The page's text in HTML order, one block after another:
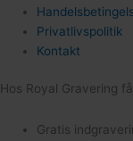
Privatlivspolitik
Kontakt
Hos Royal Gravering
Gratis